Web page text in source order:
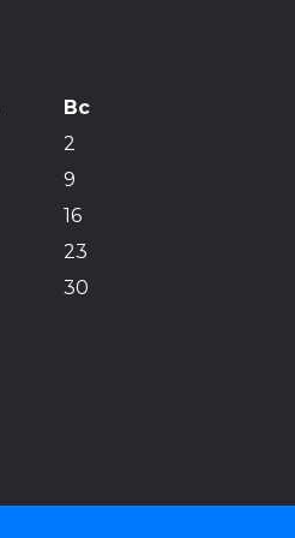
Вс
2
9
16
23
30